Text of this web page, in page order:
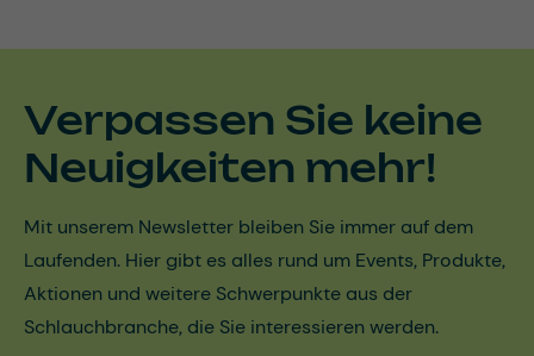
Verpassen Sie keine
Neuigkeiten mehr!
Mit unserem Newsletter bleiben Sie immer auf dem
Laufenden. Hier gibt es alles rund um Events, Produkte,
Aktionen und weitere Schwerpunkte aus der
Schlauchbranche, die Sie interessieren werden.